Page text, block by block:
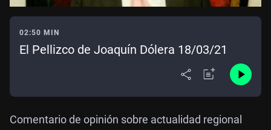
02:50 MIN
El Pellizco de Joaquín Dólera 18/03/21
Comentario de opinión sobre actualidad regional